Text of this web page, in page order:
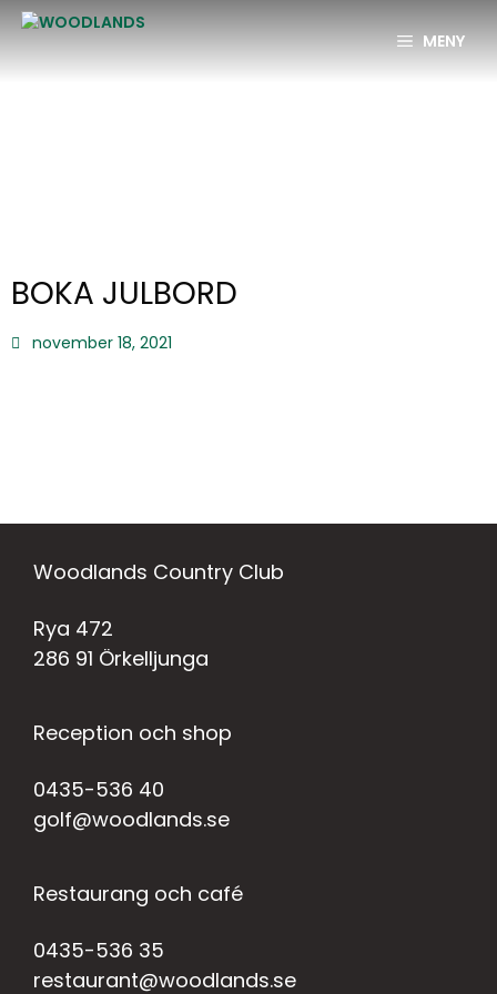
MENY
BOKA JULBORD
november 18, 2021
Woodlands Country Club
Rya 472
286 91 Örkelljunga
Reception och shop
0435-536 40
golf@woodlands.se
Restaurang och café
0435-536 35
restaurant@woodlands.se